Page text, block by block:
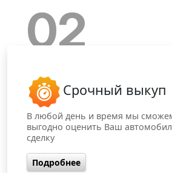
02
Срочный выкуп
В любой день и время мы
выгодно оценить Ваш
сделку
Подробнее